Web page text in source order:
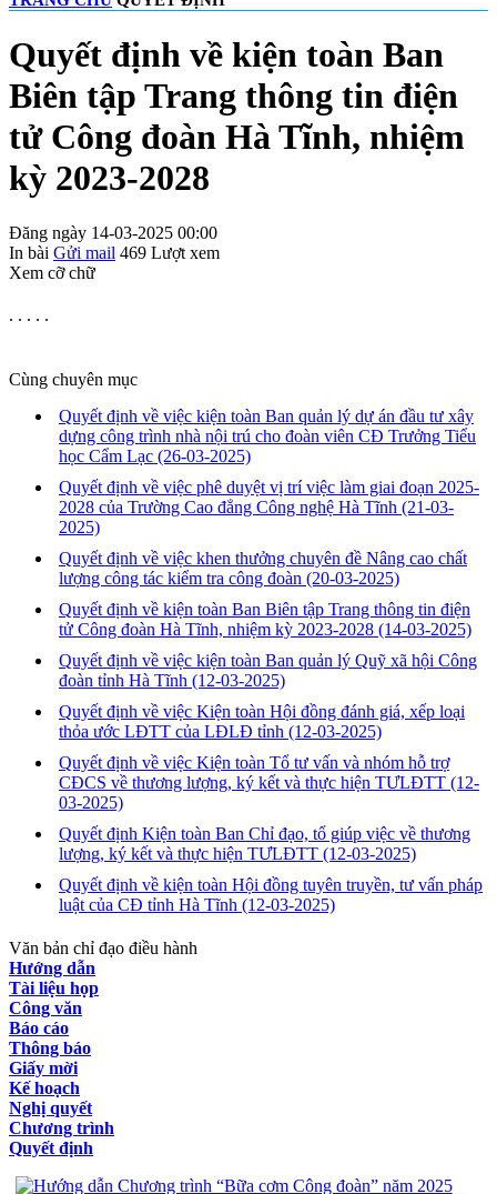
Quyết định về kiện toàn Ban
Biên tập Trang thông tin điện
tử Công đoàn Hà Tĩnh, nhiệm
kỳ 2023-2028
Đăng ngày 14-03-2025 00:00
In bài Gửi mail 469 Lượt xem
Xem cỡ chữ
. . . . .
Cùng chuyên mục
Quyết định về việc kiện toàn Ban quản lý dự án đầu tư xây
dựng công trình nhà nội trú cho đoàn viên CĐ Trưởng Tiểu
học Cẩm Lạc (26-03-2025)
Quyết định về việc phê duyệt vị trí việc làm giai đoạn 2025-
2028 của Trường Cao đẳng Công nghệ Hà Tĩnh (21-03-
2025)
Quyết định về việc khen thưởng chuyên đề Nâng cao chất
lượng công tác kiểm tra công đoàn (20-03-2025)
Quyết định về kiện toàn Ban Biên tập Trang thông tin điện
tử Công đoàn Hà Tĩnh, nhiệm kỳ 2023-2028 (14-03-2025)
Quyết định về việc kiện toàn Ban quản lý Quỹ xã hội Công
đoàn tỉnh Hà Tĩnh (12-03-2025)
Quyết định về việc Kiện toàn Hội đồng đánh giá, xếp loại
thỏa ước LĐTT của LĐLĐ tỉnh (12-03-2025)
Quyết định về việc Kiện toàn Tổ tư vấn và nhóm hỗ trợ
CĐCS về thương lượng, ký kết và thực hiện TƯLĐTT (12-
03-2025)
Quyết định Kiện toàn Ban Chỉ đạo, tổ giúp việc về thương
lượng, ký kết và thực hiện TƯLĐTT (12-03-2025)
Quyết định về kiện toàn Hội đồng tuyên truyền, tư vấn pháp
luật của CĐ tỉnh Hà Tĩnh (12-03-2025)
Văn bản chỉ đạo điều hành
Hướng dẫn
Tài liệu họp
Công văn
Báo cáo
Thông báo
Giấy mời
Kế hoạch
Nghị quyết
Chương trình
Quyết định